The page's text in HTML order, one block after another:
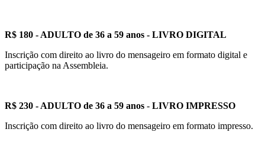
R$ 180 - ADULTO de 36 a 59 anos - LIVRO DIGITAL
Inscrição com direito ao livro do mensageiro em formato digital e
participação na Assembleia.
R$ 230 - ADULTO de 36 a 59 anos - LIVRO IMPRESSO
Inscrição com direito ao livro do mensageiro em formato impresso.